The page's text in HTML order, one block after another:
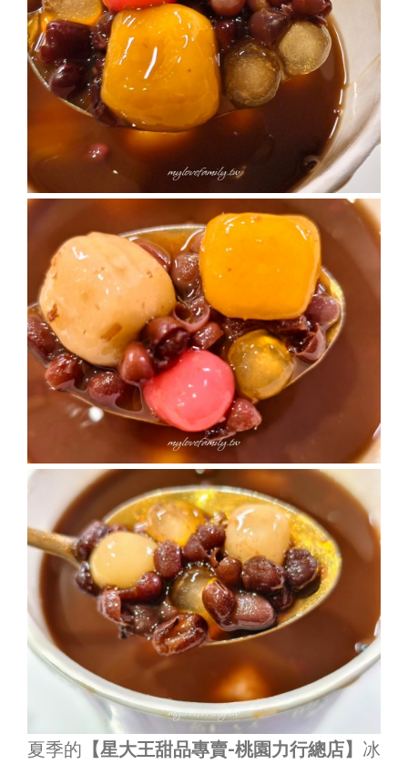
夏季的 【星大王甜品專賣-桃園力行總店】 冰